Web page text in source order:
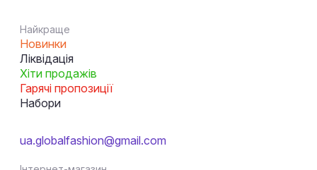
Найкраще
Новинки
Ліквідація
Хіти продажів
Гарячі пропозиції
Набори
ua.globalfashion@gmail.com